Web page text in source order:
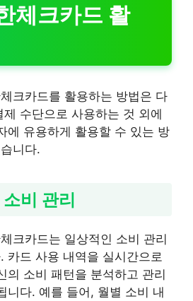
체크카드 활
크카드를 활용하는 방법은 다
수단으로 사용하는 것 외에
에 유용하게 활용할 수 있는 방
니다.
비 관리
크카드는 일상적인 소비 관리
카드 사용 내역을 실시간으로
의 소비 패턴을 분석하고 관리
니다. 예를 들어, 월별 소비 내